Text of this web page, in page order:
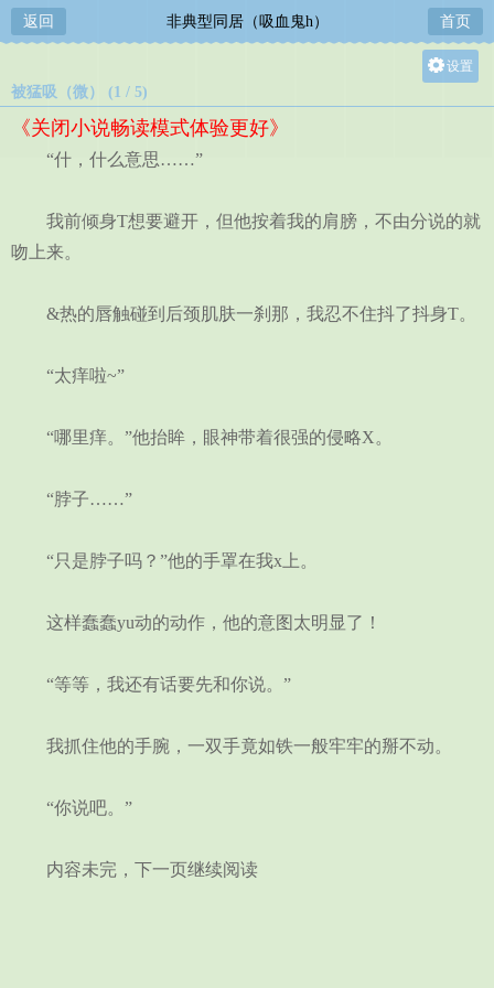
返回 非典型同居（吸血鬼h） 首页
设置
被猛吸（微） (1 / 5)
《关闭小说畅读模式体验更好》
“什，什么意思……”
我前倾身T想要避开，但他按着我的肩膀，不由分说的就
吻上来。
&热的唇触碰到后颈肌肤一刹那，我忍不住抖了抖身T。
“太痒啦~”
“哪里痒。”他抬眸，眼神带着很强的侵略X。
“脖子……”
“只是脖子吗？”他的手罩在我x上。
这样蠢蠢yu动的动作，他的意图太明显了！
“等等，我还有话要先和你说。”
我抓住他的手腕，一双手竟如铁一般牢牢的掰不动。
“你说吧。”
内容未完，下一页继续阅读